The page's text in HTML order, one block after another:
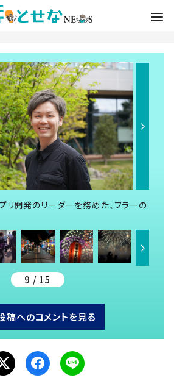
リ開発のリーダーを務めた、フラーの
9 / 15
稿へのコメントを見る